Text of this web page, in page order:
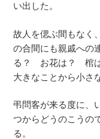
い出した。
故人を偲ぶ間もなく
の合間にも親戚への
る？ お花は？ 棺
大きなことから小さ
弔問客が来る度に、
つからどうのこうの
る。